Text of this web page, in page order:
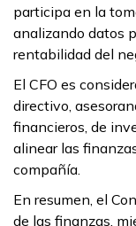
participa en la
analizando datos
rentabilidad del
El CFO es
directivo,
financieros, de
alinear las
compañía.
En resumen, el
de las finanzas,